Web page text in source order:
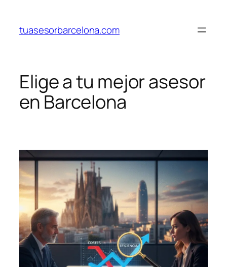
contenido
tuasesorbarcelona.com
Elige a tu mejor asesor
en Barcelona